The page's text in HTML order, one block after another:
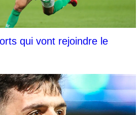
qui vont rejoindre le